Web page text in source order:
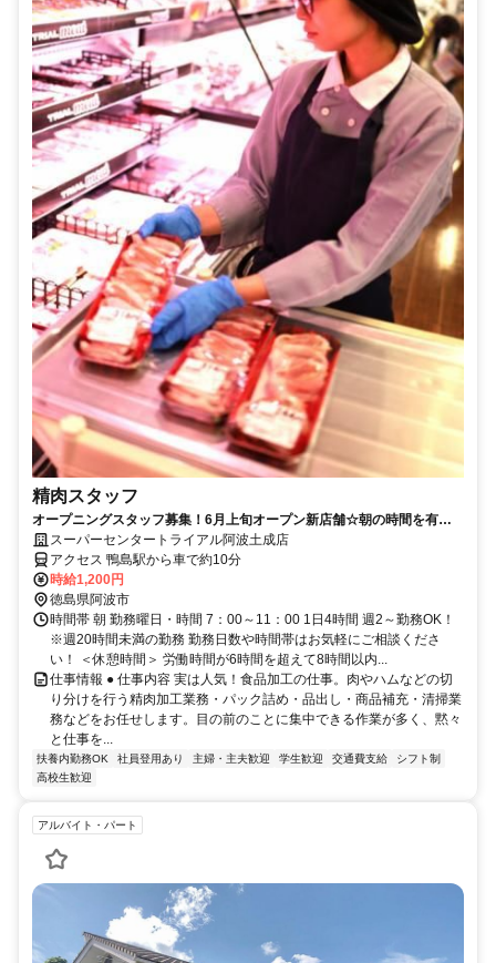
精肉スタッフ
オープニングスタッフ募集！6月上旬オープン新店舗☆朝の時間を有効
活用♪スーパーセンタートライアル阿波土成店
アクセス 鴨島駅から車で約10分
時給1,200円
徳島県阿波市
時間帯 朝 勤務曜日・時間 7：00～11：00 1日4時間 週2～勤務OK！
※週20時間未満の勤務 勤務日数や時間帯はお気軽にご相談くださ
い！ ＜休憩時間＞ 労働時間が6時間を超えて8時間以内...
仕事情報 ● 仕事内容 実は人気！食品加工の仕事。肉やハムなどの切
り分けを行う精肉加工業務・パック詰め・品出し・商品補充・清掃業
務などをお任せします。目の前のことに集中できる作業が多く、黙々
と仕事を...
扶養内勤務OK 社員登用あり 主婦・主夫歓迎 学生歓迎 交通費支給
シフト制
高校生歓迎
アルバイト・パート